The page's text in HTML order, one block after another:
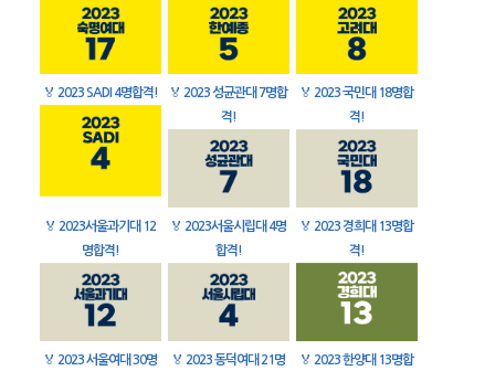
🏅 2023 SADI 4명합격! 🏅 2023 성균관대 7명합
격!
🏅 2023 국민대 18명합
격!
🏅 2023서울과기대 12
명합격!
🏅 2023서울시립대 4명
합격!
🏅 2023 경희대 13명합
격!
🏅 2023 서울여대 30명
🏅 2023 동덕여대 21명
🏅 2023 한양대 13명합